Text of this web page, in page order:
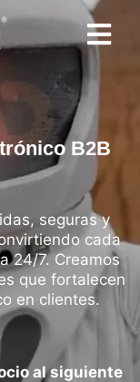
B2B
seguras y
cada
24/7. Creamos
que fortalecen
en clientes.
al siguiente